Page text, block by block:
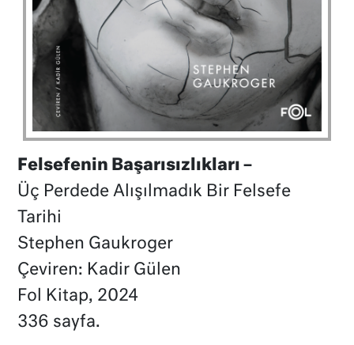
Felsefenin Başarısızlıkları –
Üç Perdede Alışılmadık Bir Felsefe
Tarihi
Stephen Gaukroger
Çeviren: Kadir Gülen
Fol Kitap, 2024
336 sayfa.